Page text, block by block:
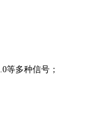
等多种信号；